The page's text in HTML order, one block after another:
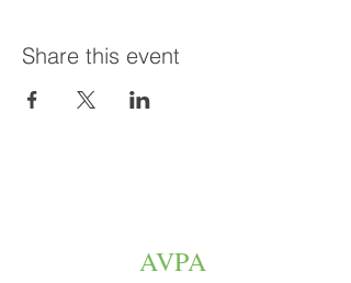
Share this event
AVPA